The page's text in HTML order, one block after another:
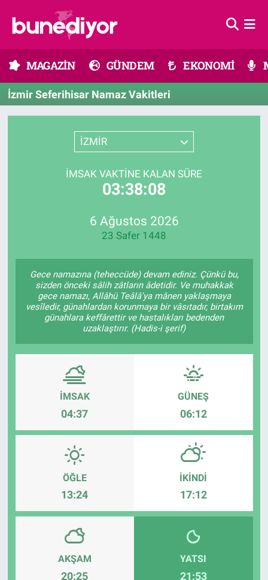
MAGAZİN GÜNDEM EKONOMİ
İzmir Seferihisar Namaz Vakitleri
İZMİR
İMSAK VAKTINE KALAN SÜRE
03:38:08
6 Ağustos 2026
23 Safer 1448
Gece namazına (teheccüde) devam ediniz. Çünkü bu,
sizden önceki sâlih zâtların âdetidir. Ve muhakkak
gece namazı, Allâhü Teâlâ'ya mânen yaklaşmaya
vesîledir, günahlardan korunmaya bir vâsıtadır, birtakım
günahlara keffârettir ve hastalıkları bedenden
uzaklaştırır. (Hadis-i şerif)
İMSAK
04:37
GÜNEŞ
06:12
ÖĞLE
13:24
İKINDI
17:12
AKŞAM
20:25
YATSI
21:53
Dünya
Müzik
Sağlık
Spor
Teknoloji
Tv Medya
EKONOMİ
TV MEDYA
KÜLTÜR SANAT
Süper Lig Puan Durumu ve Fikstür
Tüm Manşetler
Son Dakika Haberleri